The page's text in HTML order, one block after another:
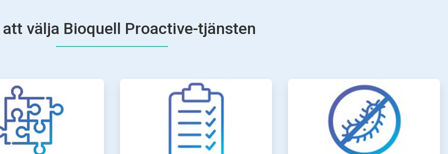
välja Bioquell Proactive-tjänsten
för
4
ArticleTile
för
4
ArticleTile
4
för
4